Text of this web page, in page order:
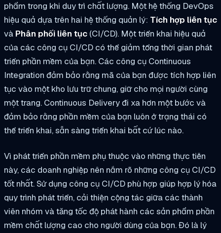
phẩm trong khi duy trì chất lượng. Một hệ thống DevOps
hiệu quả dựa trên hai hệ thống quản lý: Tích hợp liên tục
và Phân phối liên tục (CI/CD). Một triển khai hiệu quả
của các công cụ CI/CD có thể giảm tổng thời gian phát
triển phần mềm của bạn. Các công cụ Continuous
Integration đảm bảo rằng mã của bạn được tích hợp liên
tục vào một kho lưu trữ chung, giữ cho mọi người cùng
một trang. Continuous Delivery đi xa hơn một bước và
đảm bảo rằng phần mềm của bạn luôn ở trạng thái có
thể triển khai, sẵn sàng triển khai bất cứ lúc nào.
Vì phát triển phần mềm phụ thuộc vào những thực tiễn
này, các doanh nghiệp nên nắm rõ những công cụ CI/CD
tốt nhất. Sử dụng công cụ CI/CD phù hợp giúp hợp lý hóa
quy trình phát triển, cải thiện cộng tác giữa các thành
viên nhóm và tăng tốc độ phát hành các sản phẩm phần
mềm chất lượng cao cho người dùng của bạn. Đó là lý